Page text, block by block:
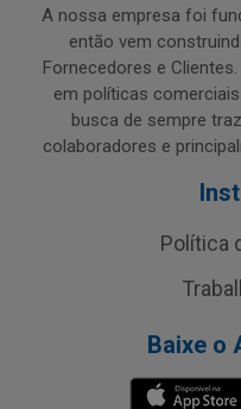
A nossa empresa foi
então vem
Fornecedores e
em políticas
busca de sempre
colaboradores e
Política
Baixe o